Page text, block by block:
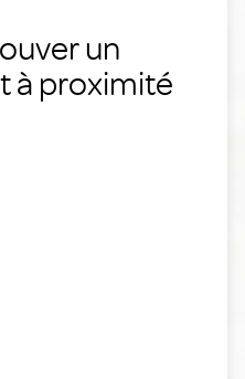
un
à proximité